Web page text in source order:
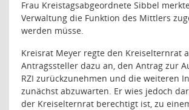
Frau Kreistagsabgeordnete Sibbel
Verwaltung die Funktion des Mittlers
werden müsse.
Kreisrat Meyer regte den Kreiselternrat
Antragssteller dazu an, den Antrag zur
RZI zurückzunehmen und die weiteren
zunächst abzuwarten. Er wies jedoch
der Kreiselternrat berechtigt ist, zu